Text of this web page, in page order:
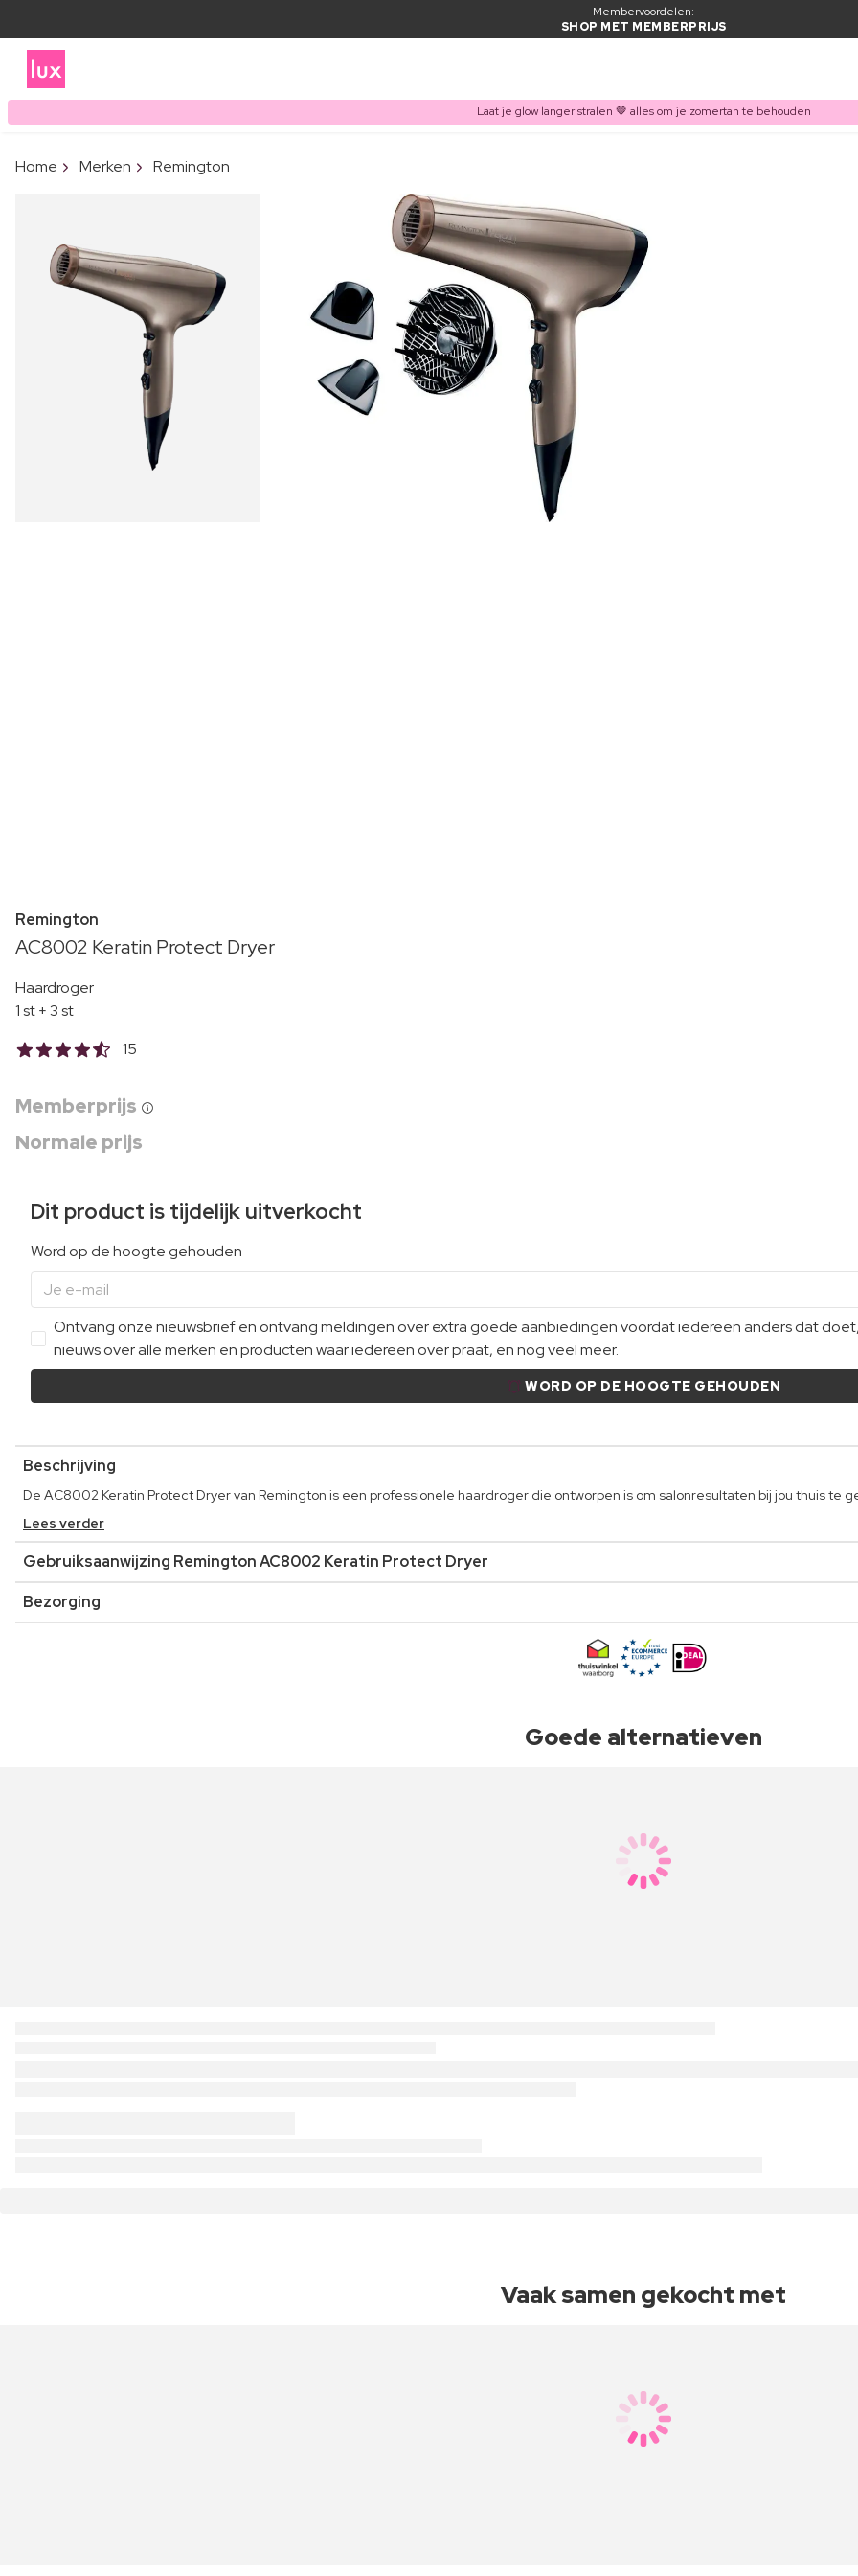
Membervoordelen:
SHOP MET MEMBERPRIJS
Laat je glow langer stralen 🤎 alles om je zomertan te behouden
Home Merken Remington
Remington
AC8002 Keratin Protect Dryer
Haardroger
1 st + 3 st
15
Memberprijs
Normale prijs
Dit product is tijdelijk uitverkocht
Word op de hoogte gehouden
Ontvang onze nieuwsbrief en ontvang meldingen over extra goede aanbiedingen voordat iedereen anders dat
nieuws over alle merken en producten waar iedereen over praat, en nog veel meer.
WORD OP DE HOOGTE GEHOUDEN
Beschrijving
De AC8002 Keratin Protect Dryer van Remington is een professionele haardroger die ontworpen is om salonresultaten bij jou thuis te
Lees verder
Gebruiksaanwijzing Remington AC8002 Keratin Protect Dryer
Bezorging
Goede alternatieven
Vaak samen gekocht met